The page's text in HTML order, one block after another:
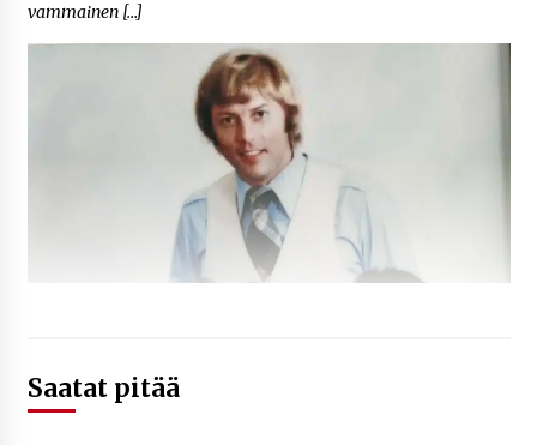
vammainen […]
Saatat pitää